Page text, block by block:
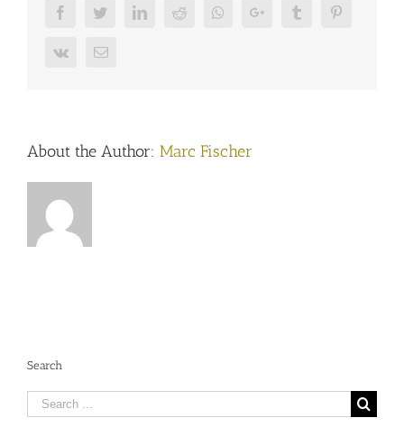
FacebookTwitterLinkedInReddit WhatsappGoogle+ Tumblr
Vk Email
About the Author: Marc Fischer
Search
Search
for: